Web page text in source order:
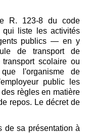
R. 123-8 du code
liste les activités
publics — en y
de transport de
scolaire ou
l'organisme de
public les
règles en matière
repos. Le décret de
de sa présentation à